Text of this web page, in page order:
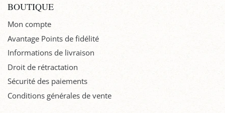
BOUTIQUE
Mon compte
Avantage Points de fidélité
Informations de livraison
Droit de rétractation
Sécurité des paiements
Conditions générales de vente